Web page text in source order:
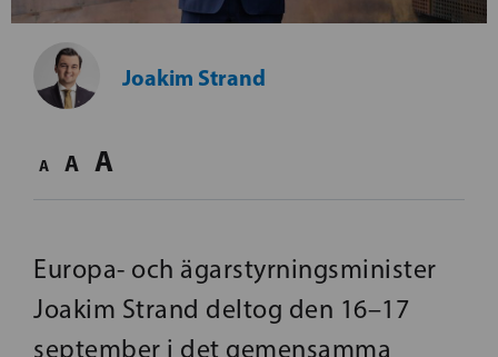
Joakim Strand
A A A
Europa- och ägarstyrningsminister
Joakim Strand deltog den 16–17
september i det gemensamma